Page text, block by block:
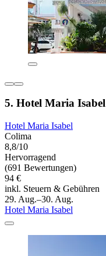
5. Hotel Maria Isabel
Hotel Maria Isabel
Colima
8,8/10
Hervorragend
(691 Bewertungen)
94 €
inkl. Steuern & Gebühren
29. Aug.–30. Aug.
Hotel Maria Isabel